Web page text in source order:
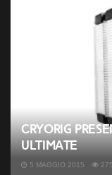
CRYORIG
Ultimate
5 MAGGIO 2015 275